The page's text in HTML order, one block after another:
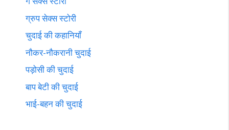
ग्रुप सेक्स स्टोरी
चुदाई की कहानियाँ
नौकर-नौकरानी चुदाई
पड़ोसी की चुदाई
बाप बेटी की चुदाई
भाई-बहन की चुदाई